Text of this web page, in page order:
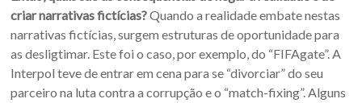
criar narrativas fictícias?Quando a realidade embate nestas
narrativas fictícias, surgem estruturas de oportunidade para
as desligtimar. Este foi o caso, por exemplo, do “FIFAgate”. A
Interpol teve de entrar em cena para se “divorciar” do seu
parceiro na luta contra a corrupção e o “match-fixing”. Alguns